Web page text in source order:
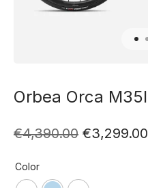
Orbea Orca M35I
€4,390.00 El
original
€3,299.00
Color